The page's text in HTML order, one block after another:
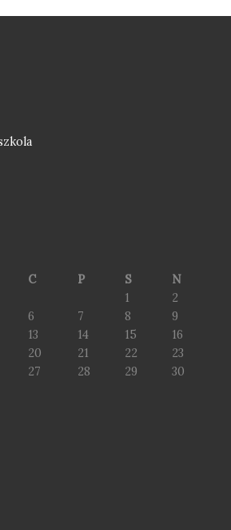
C P S
N
1
2
6 7 8
9
13 14 15
16
20 21 22
23
27 28 29
30